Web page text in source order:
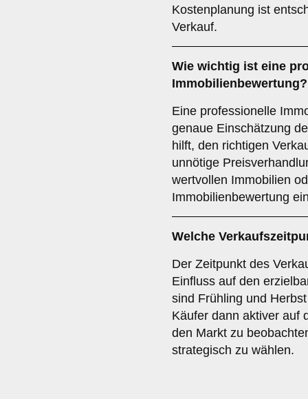
Kostenplanung ist
Verkauf.
Wie wichtig ist eine
Immobilienbewertung?
Eine professionelle
genaue Einschätzung
hilft, den richtigen
unnötige
wertvollen Immobilien
Immobilienbewertung
Welche
Der Zeitpunkt des
Einfluss auf den
sind Frühling und
Käufer dann aktiver auf
den Markt zu
strategisch zu wählen.